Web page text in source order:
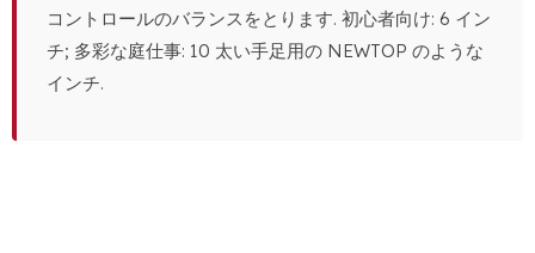
コントロールのバランスをとります. 初心者向け: 6 イン
チ; 多彩な庭仕事: 10 太い手足用の NEWTOP のような
インチ.